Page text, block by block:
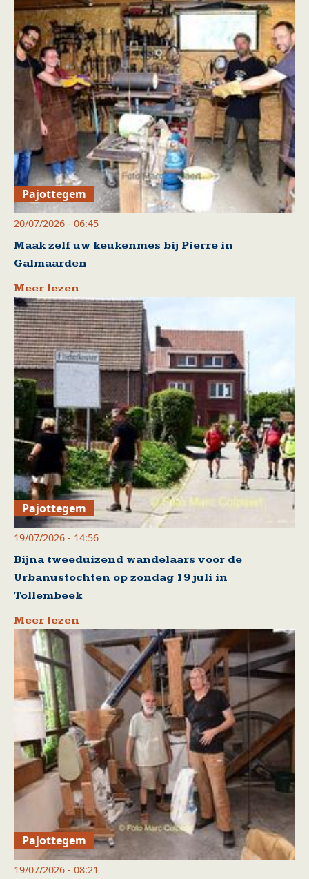
Pajottegem
20/07/2026 - 06:45
Maak zelf uw keukenmes bij Pierre in
Galmaarden
Meer lezen
Pajottegem
19/07/2026 - 14:56
Bijna tweeduizend wandelaars voor de
Urbanustochten op zondag 19 juli in
Tollembeek
Meer lezen
Pajottegem
19/07/2026 - 08:21